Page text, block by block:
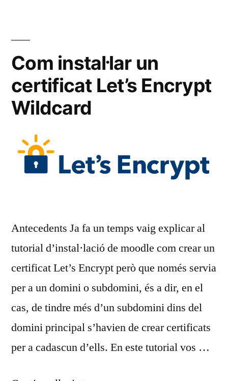
wildcard
amb
el
Com instal·lar un
certificat Let’s Encrypt
Wildcard
Antecedents Ja fa un temps vaig explicar al
tutorial d’instal·lació de moodle com crear un
certificat Let’s Encrypt però que només servia
per a un domini o subdomini, és a dir, en el
cas, de tindre més d’un subdomini dins del
domini principal s’havien de crear certificats
per a cadascun d’ells. En este tutorial vos …